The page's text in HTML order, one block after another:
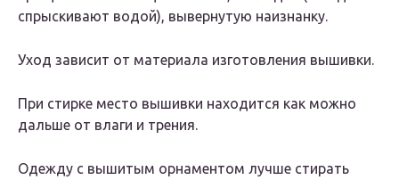
спрыскивают водой), вывернутую наизнанку.
Уход зависит от материала изготовления вышивки.
При стирке место вышивки находится как можно
дальше от влаги и трения.
Одежду с вышитым орнаментом лучше стирать